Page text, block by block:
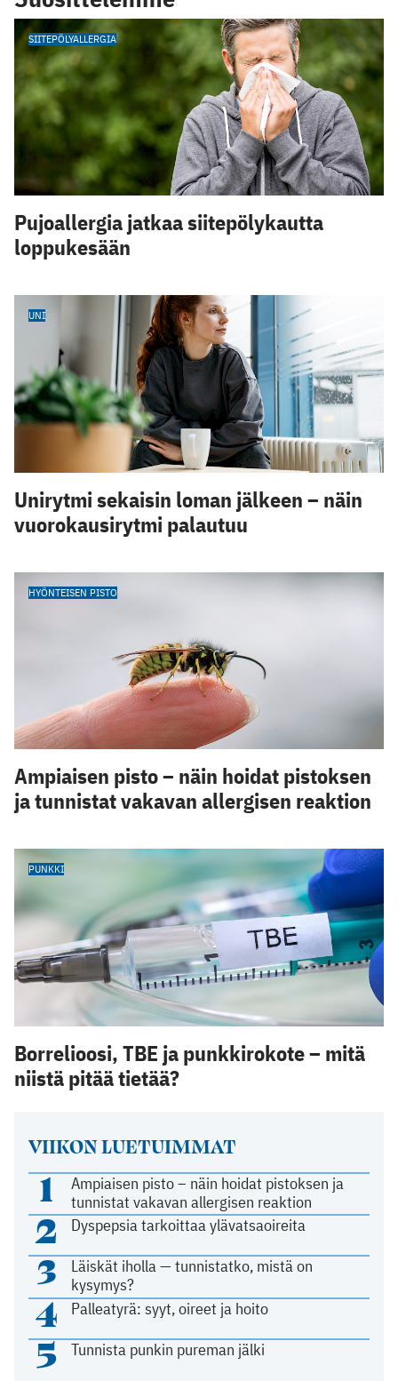
VIIKON LUETUIMMAT
1
Ampiaisen pisto – näin hoidat pistoksen ja
tunnistat vakavan allergisen reaktion
2 Dyspepsia tarkoittaa ylävatsaoireita
3
Läiskät iholla — tunnistatko, mistä on
kysymys?
4 Palleatyrä: syyt, oireet ja hoito
5 Tunnista punkin pureman jälki
SIITEPÖLYALLERGIA
Pujoallergia jatkaa siitepölykautta
loppukesään
UNI
Unirytmi sekaisin loman jälkeen – näin
vuorokausirytmi palautuu
HYÖNTEISEN PISTO
Ampiaisen pisto – näin hoidat pistoksen
ja tunnistat vakavan allergisen reaktion
PUNKKI
Borrelioosi, TBE ja punkkirokote – mitä
niistä pitää tietää?